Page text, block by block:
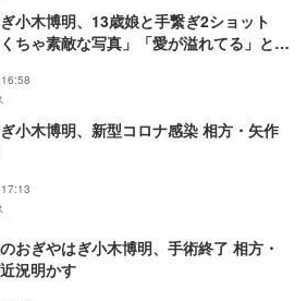
小木博明、13歳娘と手繋ぎ2ショット
くちゃ素敵な写真」「愛が溢れてる」と反
小木博明、新型コロナ感染 相方・矢作
おぎやはぎ小木博明、手術終了 相方・
況明かす